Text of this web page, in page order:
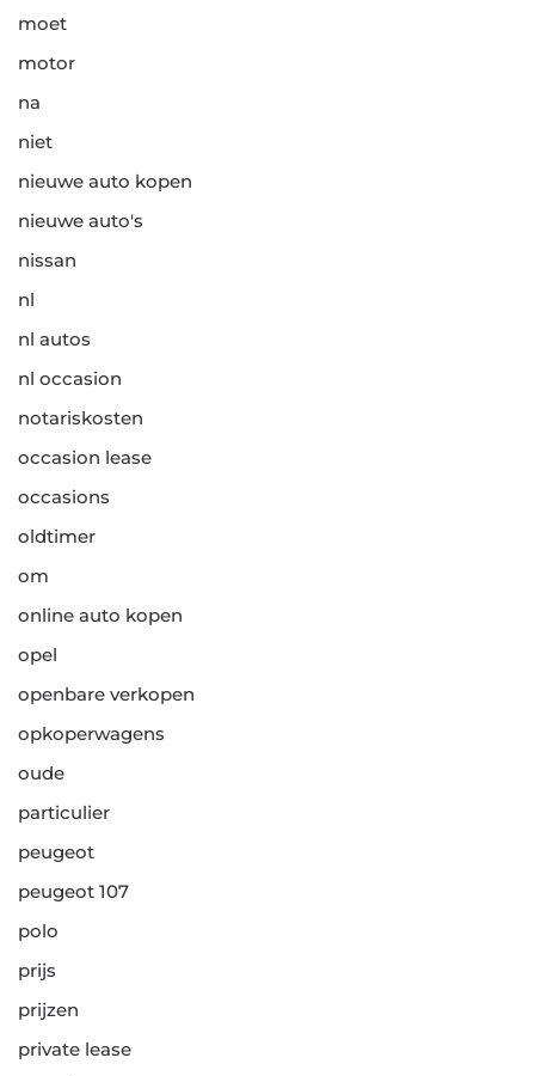
moet
motor
na
niet
nieuwe auto kopen
nieuwe auto's
nissan
nl
nl autos
nl occasion
notariskosten
occasion lease
occasions
oldtimer
om
online auto kopen
opel
openbare verkopen
opkoperwagens
oude
particulier
peugeot
peugeot 107
polo
prijs
prijzen
private lease